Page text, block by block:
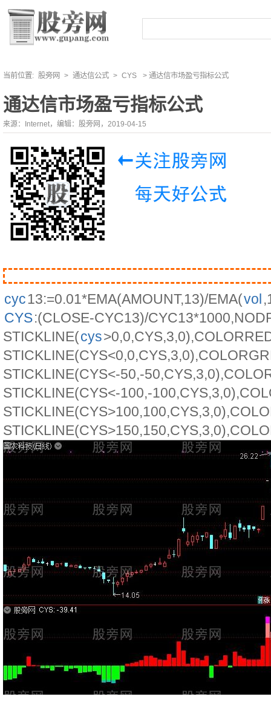
当前位置: 股旁网 > 通达信公式 > CYS > 通达信市场盈亏指标公式
通达信市场盈亏指标公式
来源：Internet，编辑：股旁网，2019-04-15
cyc13:=0.01*EMA(AMOUNT,13)/EMA(vol
CYS:(CLOSE-CYC13)/
STICKLINE(cys
STICKLINE(CYS<-50,-
STICKLINE(CYS<-100,-